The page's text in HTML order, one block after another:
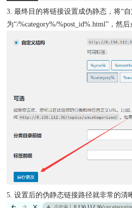
3. 最终目的将链接设置成伪静态，将“
为“/%category%/%post_id%.html”，然后
5. 设置后的伪静态链接路径就非常的清